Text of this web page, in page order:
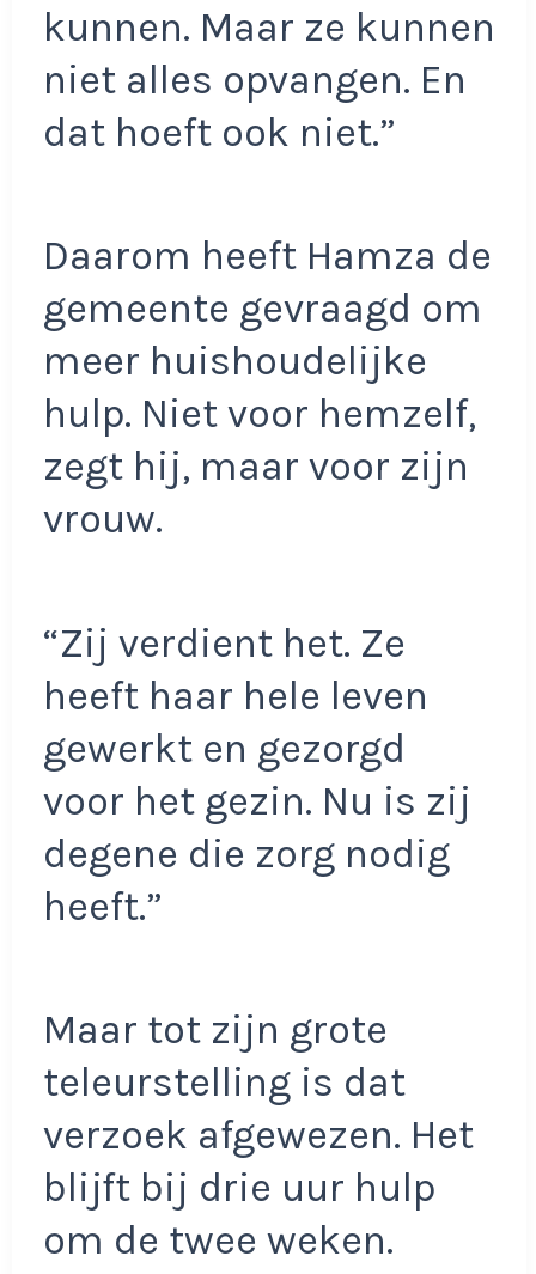
kunnen. Maar ze kunnen
niet alles opvangen. En
dat hoeft ook niet.”
Daarom heeft Hamza de
gemeente gevraagd om
meer huishoudelijke
hulp. Niet voor hemzelf,
zegt hij, maar voor zijn
vrouw.
“Zij verdient het. Ze
heeft haar hele leven
gewerkt en gezorgd
voor het gezin. Nu is zij
degene die zorg nodig
heeft.”
Maar tot zijn grote
teleurstelling is dat
verzoek afgewezen. Het
blijft bij drie uur hulp
om de twee weken.